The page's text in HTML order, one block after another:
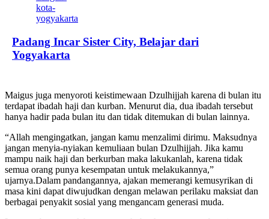
Padang Incar Sister City, Belajar dari
Yogyakarta
Maigus juga menyoroti keistimewaan Dzulhijjah karena di bulan itu
terdapat ibadah haji dan kurban. Menurut dia, dua ibadah tersebut
hanya hadir pada bulan itu dan tidak ditemukan di bulan lainnya.
“Allah mengingatkan, jangan kamu menzalimi dirimu. Maksudnya
jangan menyia-nyiakan kemuliaan bulan Dzulhijjah. Jika kamu
mampu naik haji dan berkurban maka lakukanlah, karena tidak
semua orang punya kesempatan untuk melakukannya,”
ujarnya.Dalam pandangannya, ajakan memerangi kemusyrikan di
masa kini dapat diwujudkan dengan melawan perilaku maksiat dan
berbagai penyakit sosial yang mengancam generasi muda.